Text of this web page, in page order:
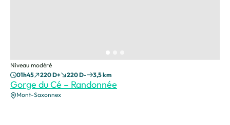
Gorge du Cé – Randonnée
Niveau modéré
Mont-Saxonnex
01h45 220 D+ 220 D- 3,5 km